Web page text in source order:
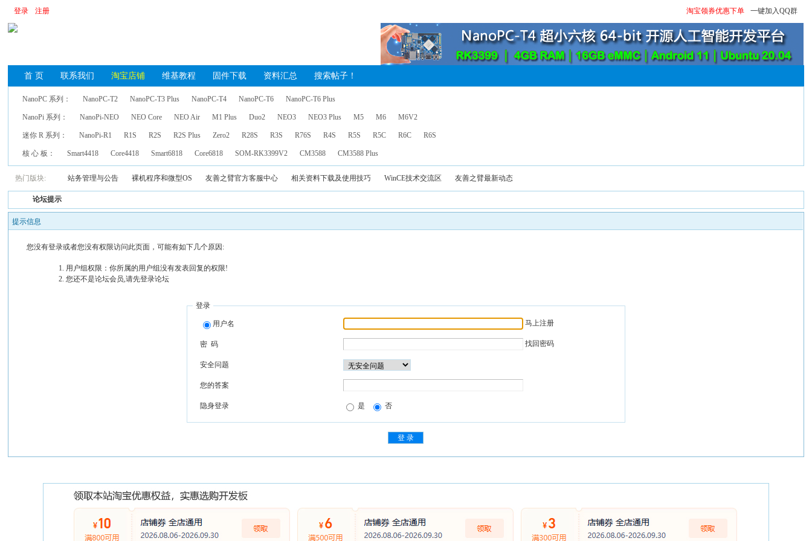
登录 注册 淘宝领券优惠下单 一键加入QQ群
首 页 联系我们 淘宝店铺 维基教程 固件下载 资料汇总 搜索帖子！
NanoPC 系列： NanoPC-T2 NanoPC-T3 Plus NanoPC-T4 NanoPC-T6 NanoPC-T6 Plus
NanoPi 系列： NanoPi-NEO NEO Core NEO Air M1 Plus Duo2 NEO3 NEO3 Plus M5 M6 M6V2
迷你 R 系列： NanoPi-R1 R1S R2S R2S Plus Zero2 R28S R3S R76S R4S R5S R5C R6C R6S
核 心 板： Smart4418 Core4418 Smart6818 Core6818 SOM-RK3399V2 CM3588 CM3588 Plus
热门版块: 站务管理与公告 裸机程序和微型OS 友善之臂官方客服中心 相关资料下载及使用技巧 WinCE技术交流区 友善之臂最新动态
论坛提示
提示信息
您没有登录或者您没有权限访问此页面，可能有如下几个原因:
用户组权限：你所属的用户组没有发表回复的权限!
您还不是论坛会员,请先登录论坛
登录
用户名 马上注册
密 码 找回密码
安全问题
您的答案
隐身登录 是 否